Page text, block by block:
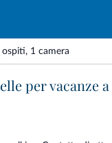
ospiti, 1 camera
per vacanze